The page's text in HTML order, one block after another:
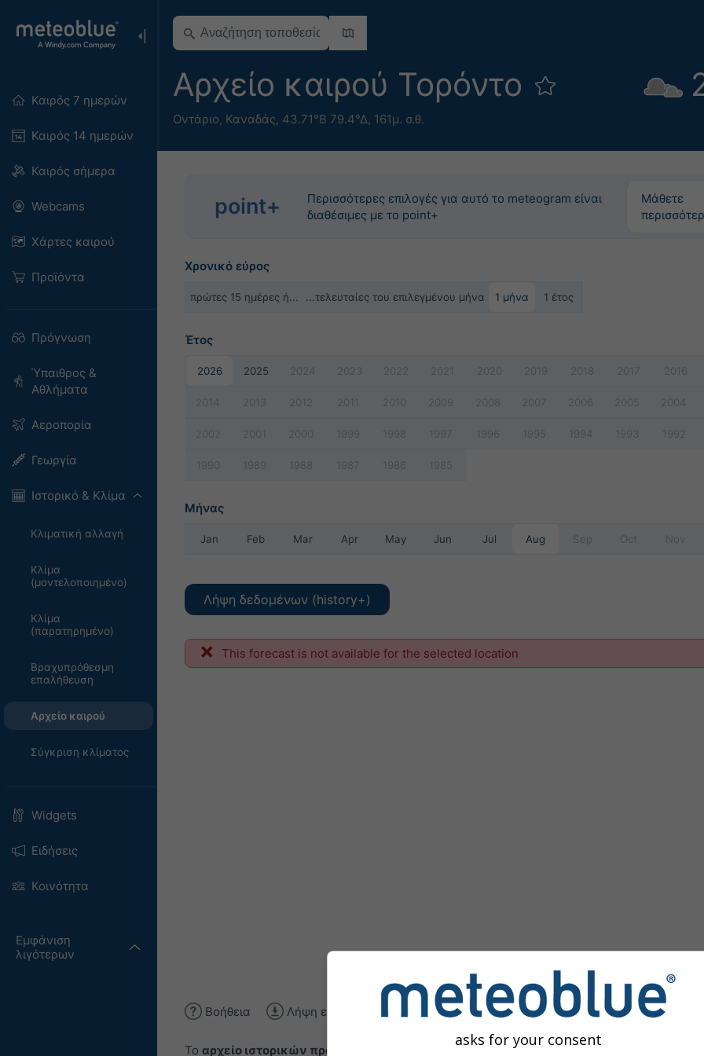
Καιρός 7 ημερών
Καιρός 14 ημερών
Καιρός σήμερα
Webcams
Χάρτες καιρού
Προϊόντα
Πρόγνωση
Ύπαιθρος &
Αθλήματα
Αεροπορία
Γεωργία
Ιστορικό & Κλίμα
Κλιματική αλλαγή
Κλίμα
(μοντελοποιημένο)
Κλίμα
(παρατηρημένο)
Βραχυπρόθεσμη
επαλήθευση
Αρχείο καιρού
Σύγκριση κλίματος
Widgets
Ειδήσεις
Κοινότητα
Εμφάνιση
λιγότερων
Αρχείο καιρού Τορόντο
Οντάριο, Καναδάς, 43.71°Β 79.4°Δ, 161μ. σ.θ.
point+
Περισσότερες επιλογές για αυτό το meteogram είναι
διαθέσιμες με το point+
Μάθετε
Χρονικό εύρος
πρώτες 15 ημέρες ή... ...τελευταίες του επιλεγμένου μήνα 1 μήνα 1 έτος
Έτος
2026 2025 2024 2023 2022 2021 2020 2019 2018 2017 2016
2014 2013 2012 2011 2010 2009 2008 2007 2006 2005 2004
2002 2001 2000 1999 1998 1997 1996 1995 1994 1993 1992
1990 1989 1988 1987 1986 1985
Μήνας
Jan Feb Mar Apr May Jun Jul Aug Sep Oct Nov
Λήψη δεδομένων (history+)
This forecast is not available for the selected location
Βοήθεια Λήψη εικόνας
Το αρχείο ιστορικών προσομοιώσεων
παρέχει πρόσβαση σε παλαιότερες προσομοιώσεις
asks for your consent